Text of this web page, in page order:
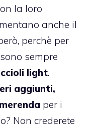
la loro
anche il
perchè per
sempre
light.
aggiunti,
per i
Non crederete